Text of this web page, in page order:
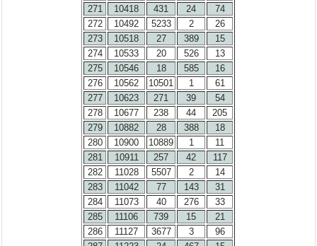
271
10418 431 24
74
272
10492 5233 2
26
273
10518 27 389
15
274
10533 20 526
13
275
10546 18 585
16
276
10562 10501 1
61
277
10623 271 39
54
278
10677 238 44
205
279
10882 28 388
18
280
10900 10889 1
11
281
10911 257 42
117
282
11028 5507 2
14
283
11042 77 143
31
284
11073 40 276
33
285
11106 739 15
21
286
11127 3677 3
96